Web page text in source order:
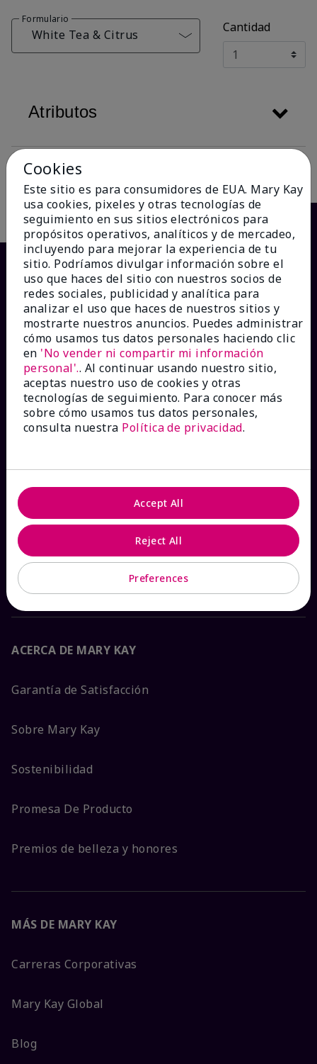
Formulario
White Tea & Citrus Cantidad
Atributos
Descripción
¿CÓMO PODEMOS AYUDAR?
Recibe e-mails
Contáctanos
Catálogos interactivos
Preguntas frecuentes
ACERCA DE MARY KAY
Garantía de Satisfacción
Sobre Mary Kay
Sostenibilidad
Promesa De Producto
Premios de belleza y honores
MÁS DE MARY KAY
Carreras Corporativas
Mary Kay Global
Blog
Cookies
Este sitio es para consumidores de EUA. Mary Kay
usa cookies, pixeles y otras tecnologías de
seguimiento en sus sitios electrónicos para
propósitos operativos, analíticos y de mercadeo,
incluyendo para mejorar la experiencia de tu
sitio. Podríamos divulgar información sobre el
uso que haces del sitio con nuestros socios de
redes sociales, publicidad y analítica para
analizar el uso que haces de nuestros sitios y
mostrarte nuestros anuncios. Puedes administrar
cómo usamos tus datos personales haciendo clic
en 'No vender ni compartir mi información
personal'.. Al continuar usando nuestro sitio,
aceptas nuestro uso de cookies y otras
tecnologías de seguimiento. Para conocer más
sobre cómo usamos tus datos personales,
consulta nuestra Política de privacidad.
Preferences
Reject All
Accept All